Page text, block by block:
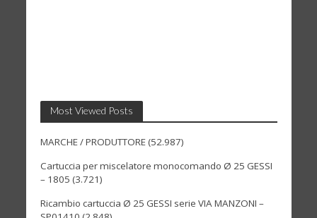
Most Viewed Posts
MARCHE / PRODUTTORE(52.987)
Cartuccia per miscelatore monocomando Ø 25 GESSI
– 1805 (3.721)
Ricambio cartuccia Ø 25 GESSI serie VIA MANZONI –